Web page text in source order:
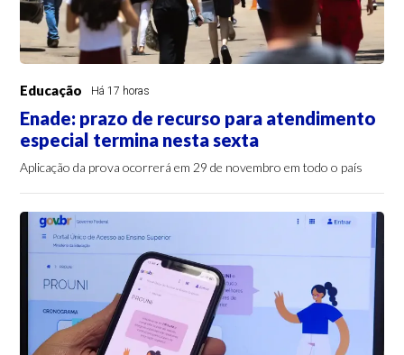
Educação Há 17 horas
Enade: prazo de recurso para atendimento
especial termina nesta sexta
Aplicação da prova ocorrerá em 29 de novembro em todo o país